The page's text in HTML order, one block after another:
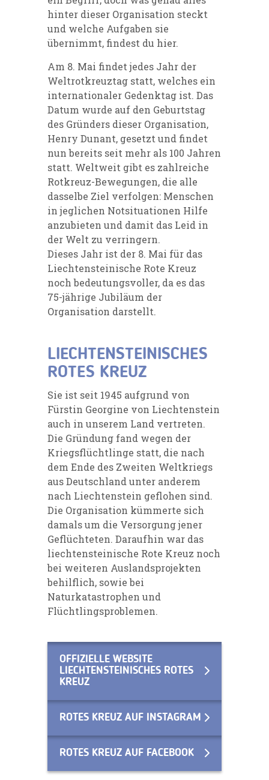
hinter dieser Organisation steckt
und welche Aufgaben sie
übernimmt, findest du hier.
Am 8. Mai findet jedes Jahr der
Weltrotkreuztag statt, welches ein
internationaler Gedenktag ist. Das
Datum wurde auf den Geburtstag
des Gründers dieser Organisation,
Henry Dunant, gesetzt und findet
nun bereits seit mehr als 100 Jahren
statt. Weltweit gibt es zahlreiche
Rotkreuz-Bewegungen, die alle
dasselbe Ziel verfolgen: Menschen
in jeglichen Notsituationen Hilfe
anzubieten und damit das Leid in
der Welt zu verringern.
Dieses Jahr ist der 8. Mai für das
Liechtensteinische Rote Kreuz
noch bedeutungsvoller, da es das
75-jährige Jubiläum der
Organisation darstellt.
LIECHTENSTEINISCHES
ROTES KREUZ
Sie ist seit 1945 aufgrund von
Fürstin Georgine von Liechtenstein
auch in unserem Land vertreten.
Die Gründung fand wegen der
Kriegsflüchtlinge statt, die nach
dem Ende des Zweiten Weltkriegs
aus Deutschland unter anderem
nach Liechtenstein geflohen sind.
Die Organisation kümmerte sich
damals um die Versorgung jener
Geflüchteten. Daraufhin war das
liechtensteinische Rote Kreuz noch
bei weiteren Auslandsprojekten
behilflich, sowie bei
Naturkatastrophen und
Flüchtlingsproblemen.
OFFIZIELLE WEBSITE
LIECHTENSTEINISCHES ROTES
KREUZ
ROTES KREUZ AUF INSTAGRAM
ROTES KREUZ AUF FACEBOOK